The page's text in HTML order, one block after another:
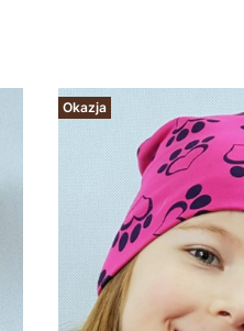
Okazja